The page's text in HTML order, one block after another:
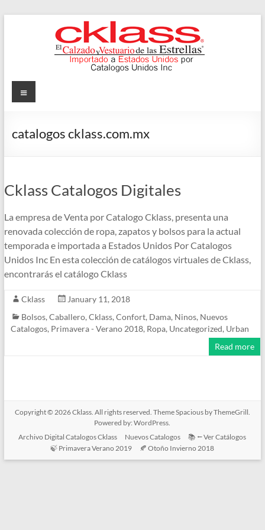
Cklass
y
Estrellas
Menu
catalogos cklass.com.mx
Cklass Catalogos Digitales
La empresa de Venta por Catalogo Cklass, presenta una
renovada colección de ropa, zapatos y bolsos para la actual
temporada e importada a Estados Unidos Por Catalogos
Unidos Inc En esta colección de catálogos virtuales de Cklass,
encontrarás el catálogo Cklass
Cklass
January 11, 2018
Bolsos, Caballero, Cklass, Confort, Dama, Ninos, Nuevos
Catalogos, Primavera - Verano 2018, Ropa, Uncategorized, Urban
Read more
Copyright © 2026Cklass. All rights reserved. ThemeSpaciousby ThemeGrill.
Powered by:WordPress.
Archivo Digital Catalogos Cklass
Nuevos Catalogos
📚 ⭠ Ver Catálogos
🍃 Primavera Verano 2019
🍂 Otoño Invierno 2018